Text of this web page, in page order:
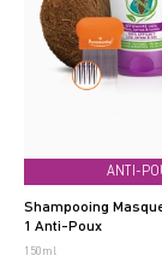
ANTI-
Shampooing
1 Anti-Poux
150ml